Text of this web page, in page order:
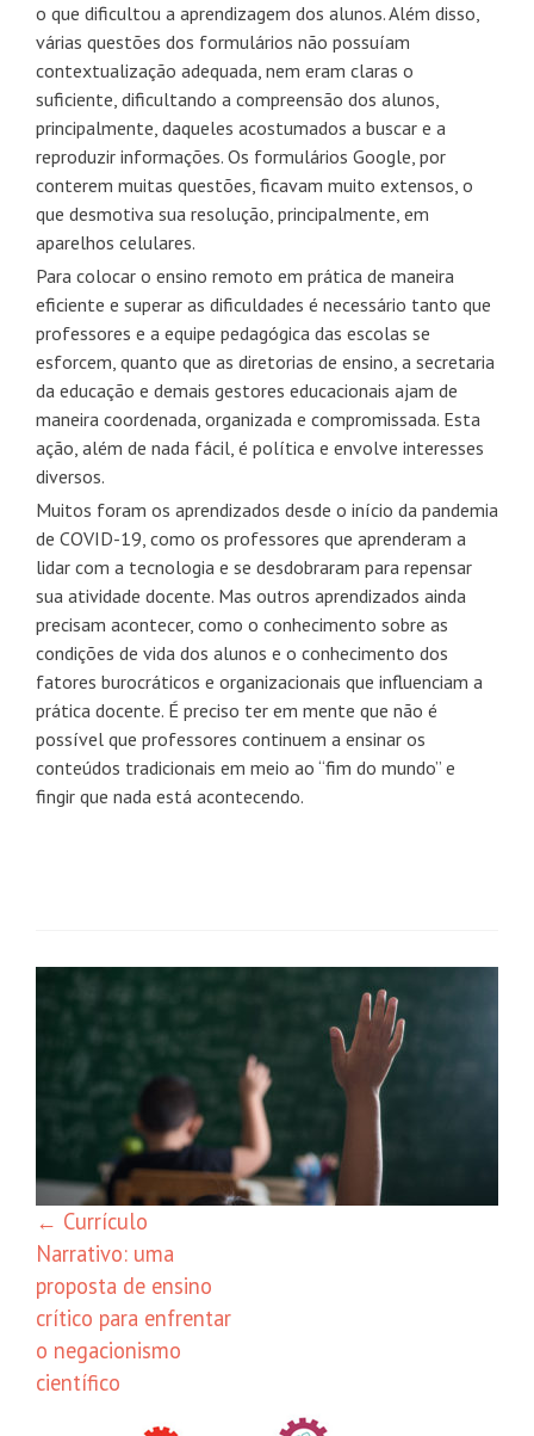
o que dificultou a aprendizagem dos alunos. Além disso,
várias questões dos formulários não possuíam
contextualização adequada, nem eram claras o
suficiente, dificultando a compreensão dos alunos,
principalmente, daqueles acostumados a buscar e a
reproduzir informações. Os formulários Google, por
conterem muitas questões, ficavam muito extensos, o
que desmotiva sua resolução, principalmente, em
aparelhos celulares.
Para colocar o ensino remoto em prática de maneira
eficiente e superar as dificuldades é necessário tanto que
professores e a equipe pedagógica das escolas se
esforcem, quanto que as diretorias de ensino, a secretaria
da educação e demais gestores educacionais ajam de
maneira coordenada, organizada e compromissada. Esta
ação, além de nada fácil, é política e envolve interesses
diversos.
Muitos foram os aprendizados desde o início da pandemia
de COVID-19, como os professores que aprenderam a
lidar com a tecnologia e se desdobraram para repensar
sua atividade docente. Mas outros aprendizados ainda
precisam acontecer, como o conhecimento sobre as
condições de vida dos alunos e o conhecimento dos
fatores burocráticos e organizacionais que influenciam a
prática docente. É preciso ter em mente que não é
possível que professores continuem a ensinar os
conteúdos tradicionais em meio ao “fim do mundo” e
fingir que nada está acontecendo.
Navegação
posts
← Currículo
Narrativo: uma
proposta de ensino
crítico para enfrentar
o negacionismo
científico